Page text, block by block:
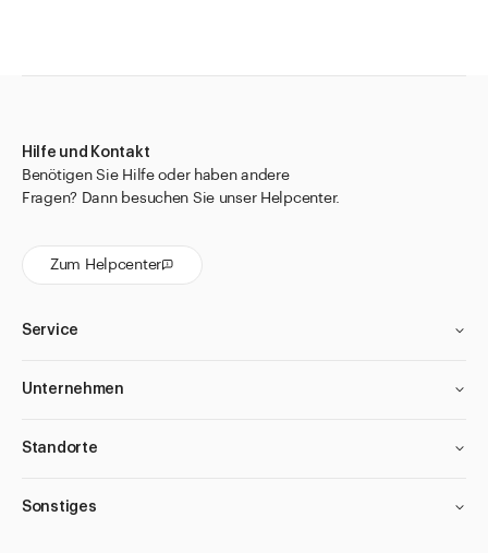
Hilfe und Kontakt
Benötigen Sie Hilfe oder haben andere
Fragen? Dann besuchen Sie unser Helpcenter.
Zum Helpcenter
Service
Unternehmen
Standorte
Sonstiges